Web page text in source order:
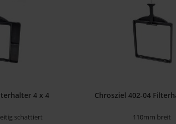
4 x 4
schattiert
Chrosziel 402-04
110mm breit